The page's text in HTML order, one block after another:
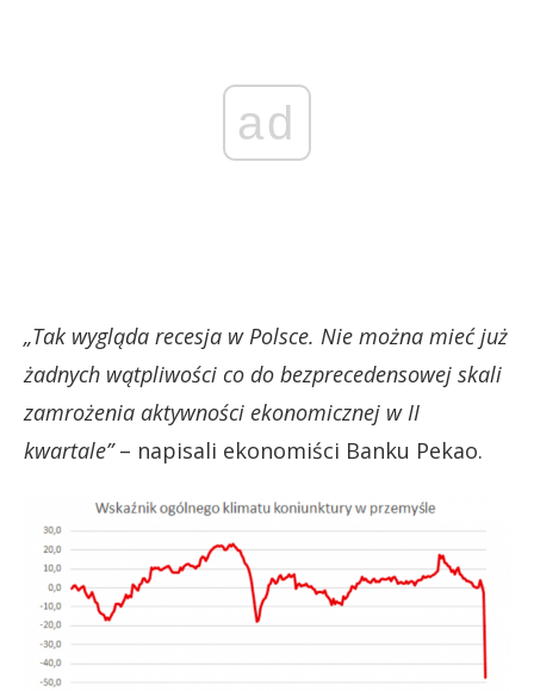
ad
„Tak wygląda recesja w Polsce. Nie można mieć już
żadnych wątpliwości co do bezprecedensowej skali
zamrożenia aktywności ekonomicznej w II
kwartale”– napisali ekonomiści Banku Pekao.